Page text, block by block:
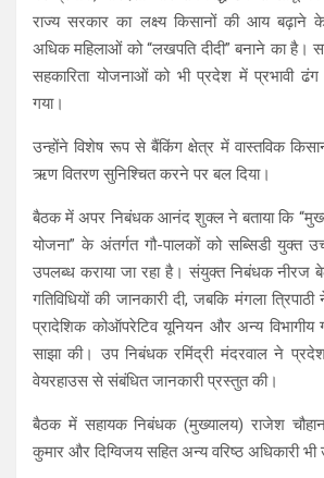
राज्य सरकार का लक्ष्य किसानों की आय
अधिक महिलाओं को “लखपति दीदी” बनाने का है।
सहकारिता योजनाओं को भी प्रदेश में प्रभावी
गया।
उन्होंने विशेष रूप से बैंकिंग क्षेत्र में वास्तविक
ऋण वितरण सुनिश्चित करने पर बल दिया।
बैठक में अपर निबंधक आनंद शुक्ल ने बताया कि
योजना” के अंतर्गत गौ-पालकों को सब्सिडी युक्त
उपलब्ध कराया जा रहा है। संयुक्त निबंधक नीरज
गतिविधियों की जानकारी दी, जबकि मंगला
प्रादेशिक कोऑपरेटिव यूनियन और अन्य विभागीय
साझा की। उप निबंधक रमिंद्री मंदरवाल ने
वेयरहाउस से संबंधित जानकारी प्रस्तुत की।
बैठक में सहायक निबंधक (मुख्यालय) राजेश
कुमार और दिग्विजय सहित अन्य वरिष्ठ अधिकारी